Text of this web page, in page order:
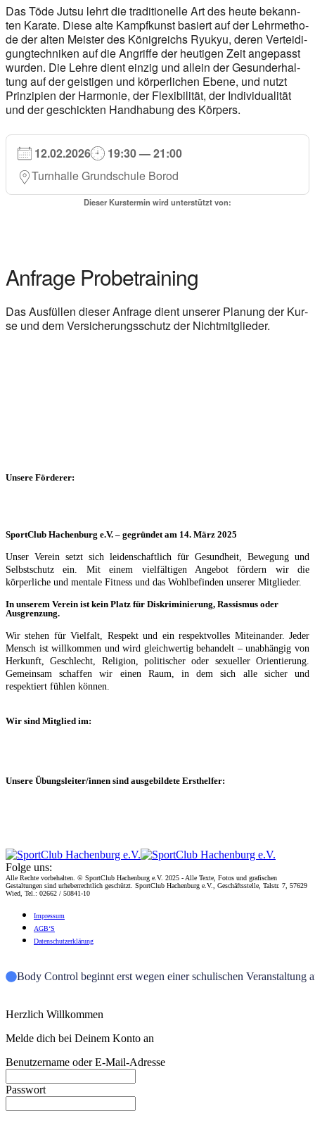
Das Tōde Jutsu lehrt die tra­di­tio­nel­le Art des heu­te bekann­
ten Ka­ra­te. Die­se alte Kampf­kunst ba­siert auf der Lehr­me­tho­
de der al­ten Mei­ster des Kö­nig­reichs Ry­ukyu, de­ren Ver­tei­di­
gung­tech­ni­ken auf die An­grif­fe der heu­ti­gen Zeit an­ge­passt
wur­den. Die Leh­re dient ein­zig und al­lein der Ge­sund­erhal­
tung auf der gei­sti­gen und kör­per­li­chen Ebe­ne, und nutzt
Prin­zi­pi­en der Har­mo­nie, der Fle­xi­bi­li­tät, der In­di­vi­dua­li­tät
und der ge­schick­ten Hand­ha­bung des Kör­pers.
12.02.2026
19:30 — 21:00
Turn­hal­le Grund­schu­le Borod
Die­ser Kurs­ter­min wird unter­stützt von:
Anfra­ge Pro­be­trai­ning
Das Aus­fül­len die­ser Anfra­ge dient unse­rer Pla­nung der Kur­
se und dem Ver­si­che­rungs­schutz der Nicht­mit­glie­der.
Unsere Förderer:
SportClub Hachenburg e.V. – gegründet am 14. März 2025
Unser Verein setzt sich leidenschaftlich für Gesundheit, Bewegung und
Selbstschutz ein. Mit einem vielfältigen Angebot fördern wir die
körperliche und mentale Fitness und das Wohlbefinden unserer Mitglieder.
In unserem Verein ist kein Platz für Diskriminierung, Rassismus oder
Ausgrenzung.
Wir stehen für Vielfalt, Respekt und ein respektvolles Miteinander. Jeder
Mensch ist willkommen und wird gleichwertig behandelt – unabhängig von
Herkunft, Geschlecht, Religion, politischer oder sexueller Orientierung.
Gemeinsam schaffen wir einen Raum, in dem sich alle sicher und
respektiert fühlen können.
Wir sind Mitglied im:
Unsere Übungsleiter/innen sind ausgebildete Ersthelfer:
Folge uns:
Alle Rechte vorbehalten. © SportClub Hachenburg e.V. 2025 - Alle Texte, Fotos und grafischen
Gestaltungen sind urheberrechtlich geschützt. SportClub Hachenburg e.V., Geschäftsstelle, Talstr. 7, 57629
Wied, Tel.: 02662 / 50841-10
Impres­sum
AGB‘S
Daten­schutz­er­klä­rung
Body Control beginnt erst wegen einer schulischen Veranstaltung
Herzlich Willkommen
Melde dich bei Deinem Konto an
Benutzername oder E-Mail-Adresse
Passwort